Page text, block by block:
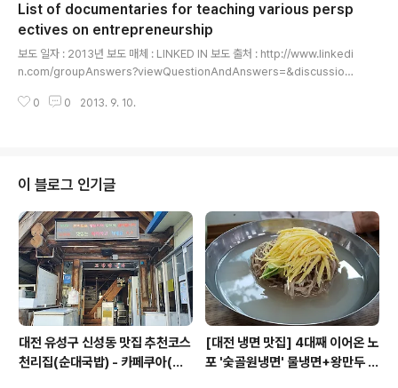
자이너 + CAD/CAM 전문가와 함께 시제품 개발을 진행
하는 협업 수업까지! 본 프로그램을 수강하게 되면, 실험용
시제품을 제작 + 고객 인터뷰 + 이해관계자 니즈 파악 +
비지니스 모델 개발을 경험해보고 역량을 구축하실 수 있
습니다. 수업은 워크샵 방식으로 실습 중심으로 진행되며,
이를 위한 실무적인 방법론을 적절하게 학습할 수 있도록
List of documentaries for teaching various persp
ectives on entrepreneurship
보도 일자 : 2013년 보도 매체 : LINKED IN 보도 출처 : http://www.linkedi
n.com/groupAnswers?viewQuestionAndAnswers=&discussionI
cn&fromEmail=&ut=0wHPtaXMczFBU1 창업/기업가정신 관련 정보 #Li
0 0 2013. 9. 10.
이 블로그 인기글
대전 유성구 신성동 맛집 추천코스
천리집(순대국밥) - 카페쿠아(커
[대전 냉면 맛집] 4대째 이어온 노
포 '숯골원냉면' 물냉면+왕만두 조